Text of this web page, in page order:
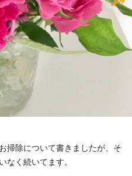
掃除について書きましたが、そ
なく続いてます。